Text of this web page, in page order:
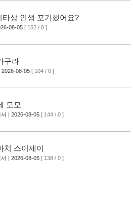
타상 인생 포기했어요?
08-05 [ 152 / 0 ]
구라
2026-08-05 [ 104 / 0 ]
모모
| 2026-08-05 [ 144 / 0 ]
치 스이세이
| 2026-08-05 [ 138 / 0 ]